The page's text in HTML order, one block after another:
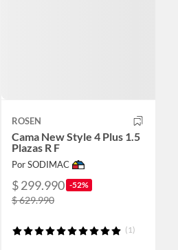
ROSEN
Cama New Style 4 Plus 1.5
Plazas R F
Por SODIMAC
$ 299.990 -52%
$ 629.990
(1)